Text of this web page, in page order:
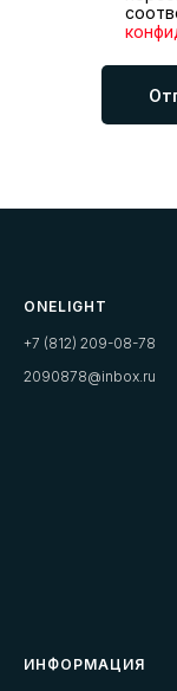
ONELIGHT
+7 (812) 209-08-78
2090878@inbox.ru
ИНФОРМАЦИЯ